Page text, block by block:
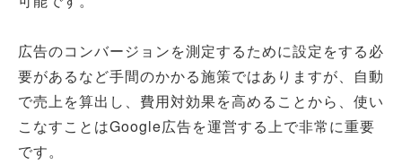
広告のコンバージョンを測定するために設定をする必
要があるなど手間のかかる施策ではありますが、自動
で売上を算出し、費用対効果を高めることから、使い
こなすことはGoogle広告を運営する上で非常に重要
です。